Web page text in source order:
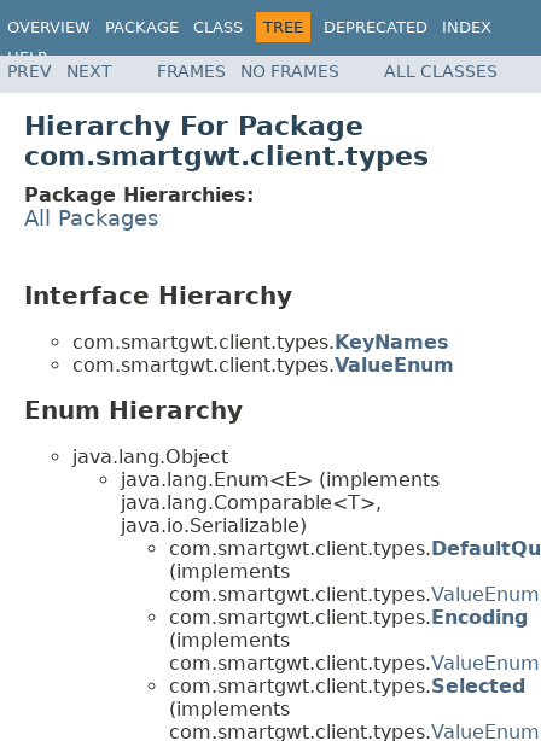
OVERVIEW PACKAGE CLASS TREE DEPRECATED
INDEX
HELP
PREV NEXT FRAMES NO FRAMES ALL CLASSES
Hierarchy For Package
com.smartgwt.client.types
Package Hierarchies:
All Packages
Interface Hierarchy
com.smartgwt.client.types.KeyNames
com.smartgwt.client.types.ValueEnum
Enum Hierarchy
java.lang.Object
java.lang.Enum<E> (implements
java.lang.Comparable<T>,
java.io.Serializable)
com.smartgwt.client.types.
(implements
com.smartgwt.client.types.ValueEnum
com.smartgwt.client.types.Encoding
(implements
com.smartgwt.client.types.ValueEnum
com.smartgwt.client.types.Selected
(implements
com.smartgwt.client.types.ValueEnum